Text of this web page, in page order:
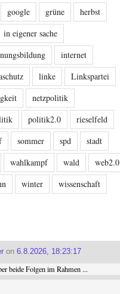
google grüne
herbst
in eigener sache
internet
linke
Linkspartei
netzpolitik
politik2.0
rieselfeld
sommer spd
stadt
wahlkampf wald
web2.0
winter wissenschaft
on6.8.2026, 18:23:17
beide Folgen im Rahmen ...